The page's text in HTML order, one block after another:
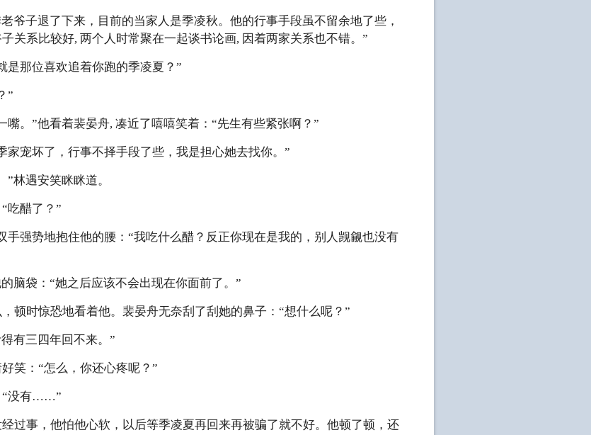
子退了下来，目前的当家人是季凌秋。他的行事手段虽不留余地了些，
关系比较好, 两个人时常聚在一起谈书论画, 因着两家关系也不错。”
位喜欢追着你跑的季凌夏？”
”
。”他看着裴晏舟, 凑近了嘻嘻笑着：“先生有些紧张啊？”
宠坏了，行事不择手段了些，我是担心她去找你。”
遇安笑眯眯道。
醋了？”
强势地抱住他的腰：“我吃什么醋？反正你现在是我的，别人觊觎也没有
袋：“她之后应该不会出现在你面前了。”
时惊恐地看着他。裴晏舟无奈刮了刮她的鼻子：“想什么呢？”
有三四年回不来。”
：“怎么，你还心疼呢？”
“没有……”
事，他怕他心软，以后等季凌夏再回来再被骗了就不好。他顿了顿，还